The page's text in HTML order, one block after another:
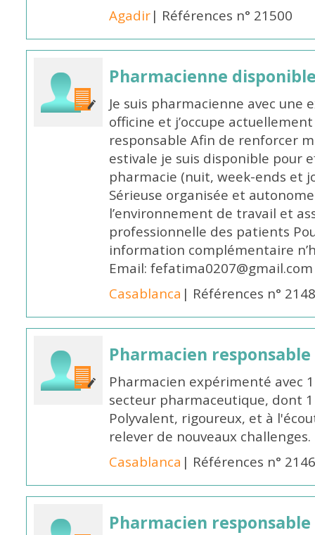
Agadir| Références n° 21500
Pharmacienne
Je suis pharmacienne avec
officine et j’occupe
responsable Afin de renforcer
estivale je suis disponible pour
pharmacie (nuit, week-ends et
Sérieuse organisée et
l’environnement de travail et
professionnelle des patients
information complémentaire
Email: fefatima0207@gmail.com
Casablanca | Références n°
Pharmacien responsable
Pharmacien expérimenté avec
secteur pharmaceutique, dont
Polyvalent, rigoureux, et à
relever de nouveaux
Casablanca | Références n°
Pharmacien responsable